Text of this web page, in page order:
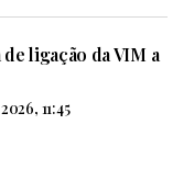
ligação da VIM a
11:45